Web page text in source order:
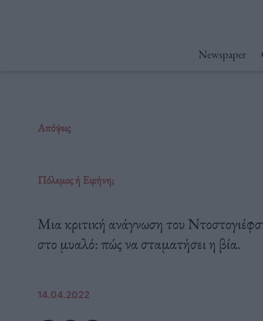
Newspaper
Απόψεις
Πόλεμος ή Ειρήνη;
Μια κριτική ανάγνωση του
στο μυαλό: πώς να σταματήσει η βία.
14.04.2022